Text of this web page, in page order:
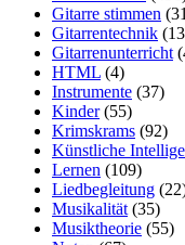
Gitarre stimmen
Gitarrentechnik
Gitarrenunterricht
HTML (4)
Instrumente (37)
Kinder(55)
Krimskrams (92)
Künstliche
Lernen (109)
Liedbegleitung
Musikalität (35)
Musiktheorie (55)